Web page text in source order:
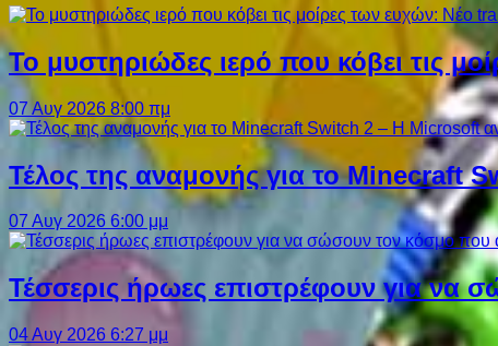
Το μυστηριώδες ιερό που κόβει τις
07 Αυγ 2026 8:00 πμ
Τέλος της αναμονής για το Minecraft
07 Αυγ 2026 6:00 μμ
Τέσσερις ήρωες επιστρέφουν για να
04 Αυγ 2026 6:27 μμ